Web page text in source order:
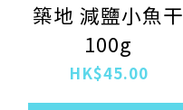
築地 減鹽小魚干
100g
HK$45.00